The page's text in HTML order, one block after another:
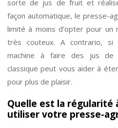
sorte de jus de fruit et
façon automatique, le presse-
limité à moins d’opter pour
très couteux. A contrario, si
machine à faire des jus de
classique peut vous aider à
pour plus de plaisir.
Quelle est la régularité
utiliser votre presse-